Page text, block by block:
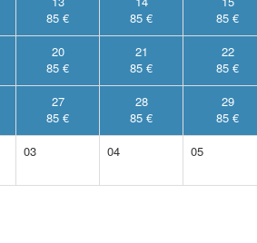
85 €
85 €
85 €
20
85 €
21
85 €
22
85 €
27
85 €
28
85 €
29
85 €
03 04 05